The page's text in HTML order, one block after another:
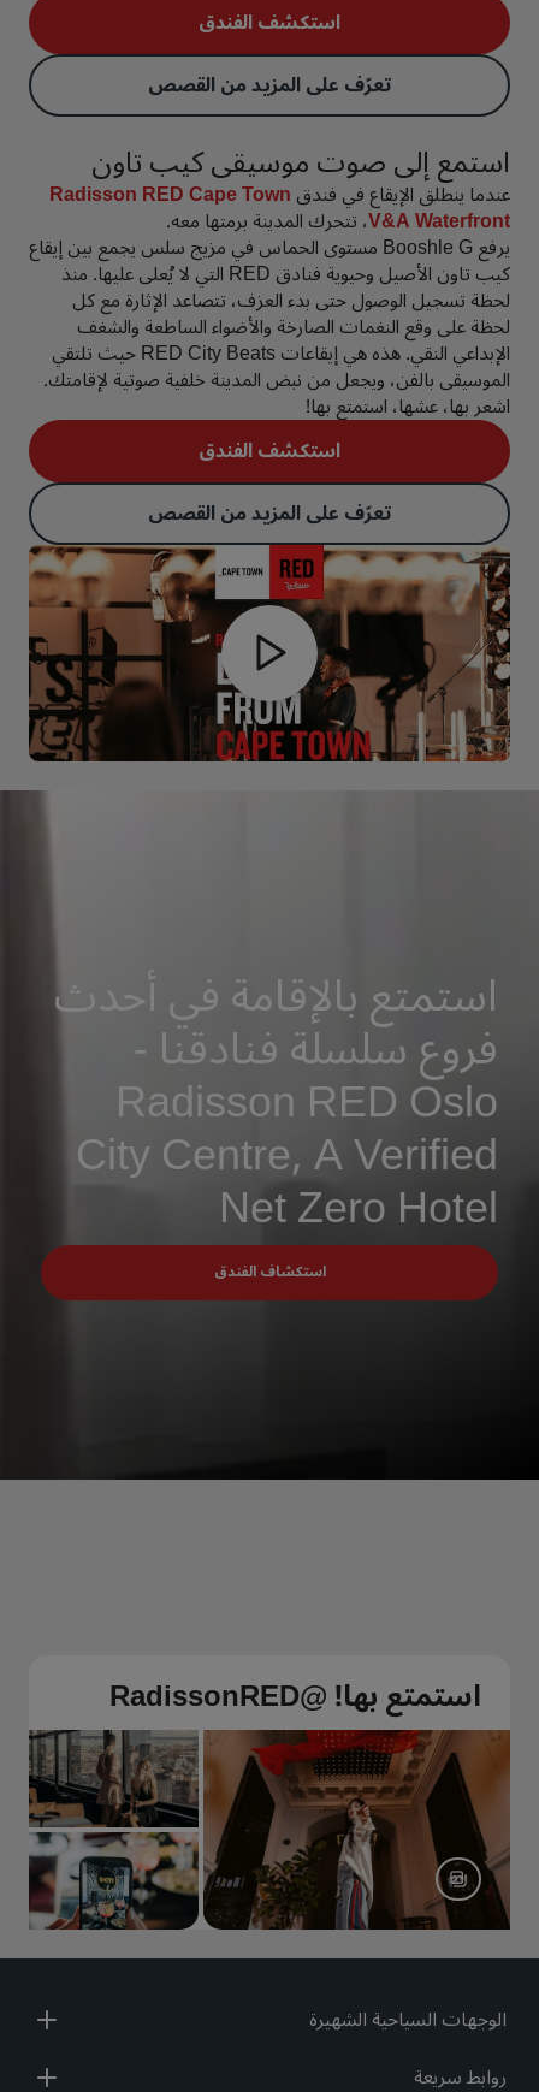
استكشف الفندق
تعرّف على المزيد من القصص
استمع إلى صوت موسيقى كيب تاون
عندما ينطلق الإيقاع في فندقRadisson RED Cape Town
V&A Waterfront، تتحرك المدينة برمتها معه.
يرفع Booshle G مستوى الحماس في مزيج سلس يجمع بين إيقاع
كيب تاون الأصيل وحيوية فنادق RED التي لا يُعلى عليها. منذ
لحظة تسجيل الوصول حتى بدء العزف، تتصاعد الإثارة مع كل
لحظة على وقع النغمات الصارخة والأضواء الساطعة والشغف
الإبداعي النقي. هذه هي إيقاعات RED City Beats حيث تلتقي
الموسيقى بالفن، ويجعل من نبض المدينة خلفية صوتية لإقامتك.
اشعر بها، عشها، استمتع بها!
استكشف الفندق
تعرّف على المزيد من القصص
استمتع بالإقامة في أحدث
فروع سلسلة فنادقنا -
Radisson RED Oslo
City Centre, A Verified
Net Zero Hotel
استكشاف الفندق
استمتع بها! @RadissonRED
الوجهات السياحية الشهيرة
روابط سريعة